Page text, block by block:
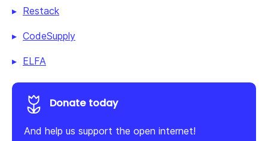
Restack
CodeSupply
ELFA
Donate today
And help us support the open internet!